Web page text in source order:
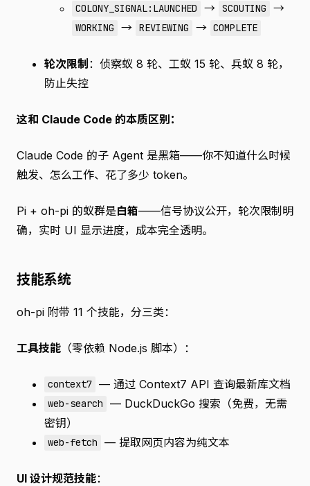
COLONY_SIGNAL:LAUNCHED → SCOUTING →
WORKING → REVIEWING → COMPLETE
轮次限制 ：侦察蚁 8 轮、工蚁 15 轮、兵蚁 8 轮，
防止失控
这和 Claude Code 的本质区别：
Claude Code 的子 Agent 是黑箱——你不知道什么时候
触发、怎么工作、花了多少 token。
Pi + oh-pi 的蚁群是白箱——信号协议公开，轮次限制明
确，实时 UI 显示进度，成本完全透明。
技能系统
oh-pi 附带 11 个技能，分三类：
工具技能 （零依赖 Node.js 脚本）：
context7 — 通过 Context7 API 查询最新库文档
web-search
— DuckDuckGo 搜索（免费，无需
密钥）
web-fetch — 提取网页内容为纯文本
UI 设计规范技能：